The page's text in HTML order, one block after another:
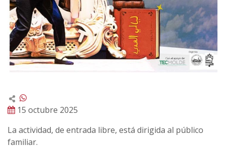
15 octubre 2025
La actividad, de entrada libre, está dirigida al público
familiar.